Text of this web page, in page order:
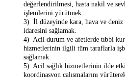
değerlendirilmesi, hasta nakil ve
işlemlerini yürütmek.
3) İl düzeyinde kara, hava ve deniz
idaresini sağlamak.
4) Acil durum ve afetlerde tıbbi
hizmetlerinin ilgili tüm taraflarla
sağlamak.
5) Acil sağlık hizmetlerinin ilde
koordinasyon çalışmalarını